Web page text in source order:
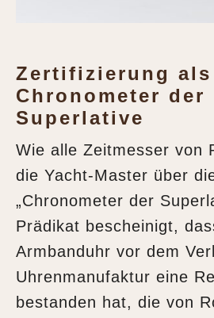
Zertifizierung als
Chronometer der
Superlative
Wie alle Zeitmesser von
die Yacht‑Master über
„Chronometer der
Prädikat bescheinigt,
Armbanduhr vor dem
Uhrenmanufaktur eine
bestanden hat, die von